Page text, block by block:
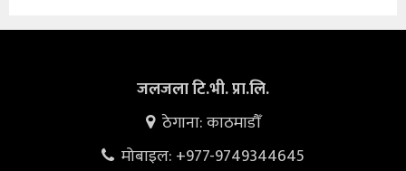
जलजला टि.भी. प्रा.लि.
ठेगाना: काठमाडौँ
मोबाइल: +977-9749344645